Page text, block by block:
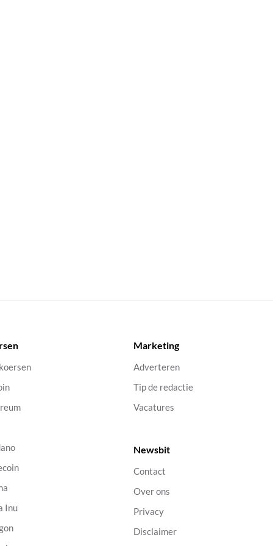
Inu
Marketing
Adverteren
Tip de redactie
Vacatures
Newsbit
Contact
Over ons
Privacy
Disclaimer